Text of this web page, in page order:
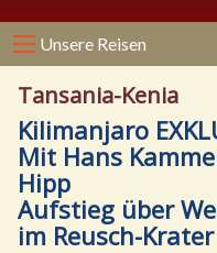
Unsere Reisen
Tansania-Kenia
Kilimanjaro
Mit Hans
Hipp
Aufstieg über
im Reusch-Krater